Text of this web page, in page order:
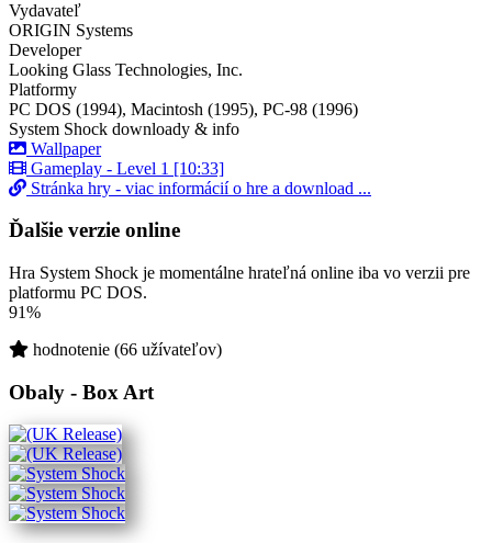
Vydavateľ
ORIGIN Systems
Developer
Looking Glass Technologies, Inc.
Platformy
PC DOS (1994), Macintosh (1995), PC-98 (1996)
System Shock downloady & info
Wallpaper
Gameplay - Level 1 [10:33]
Stránka hry - viac informácií o hre a download ...
Ďalšie verzie online
Hra System Shock je momentálne hrateľná online iba vo verzii pre
platformu PC DOS.
91%
hodnotenie (66 užívateľov)
Obaly - Box Art